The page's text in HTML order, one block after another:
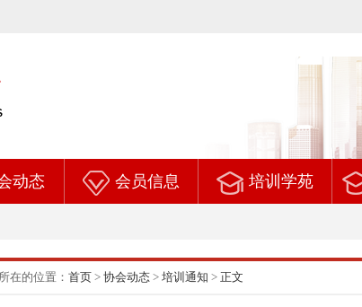
动态 会员信息 培训学苑
在的位置： 首页 > 协会动态 > 培训通知 > 正文